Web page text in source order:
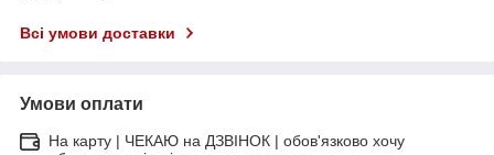
Всі умови доставки
Умови оплати
На карту | ЧЕКАЮ на ДЗВІНОК | обов'язково хочу